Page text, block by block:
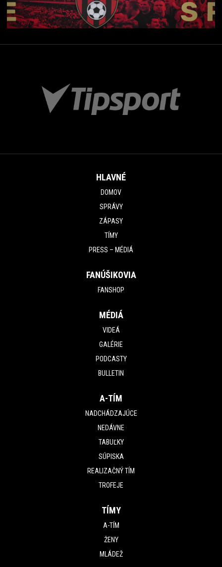
HLAVNÉ
DOMOV
SPRÁVY
ZÁPASY
TÍMY
PRESS – MÉDIÁ
FANÚŠIKOVIA
FANSHOP
MÉDIÁ
VIDEÁ
GALÉRIE
PODCASTY
BULLETIN
A-TÍM
NADCHÁDZAJÚCE
NEDÁVNE
TABUĽKY
SÚPISKA
REALIZAČNÝ TÍM
TROFEJE
TÍMY
A-TÍM
ŽENY
MLÁDEŽ